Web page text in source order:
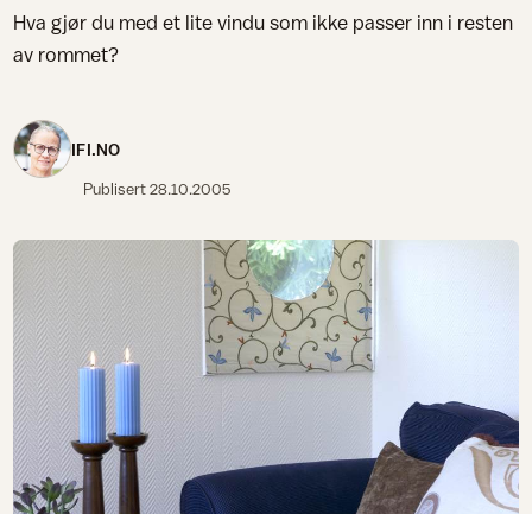
Hva gjør du med et lite vindu som ikke passer inn i resten
av rommet?
IFI.NO
Publisert28.10.2005